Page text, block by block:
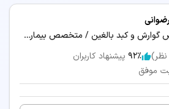
و بالغین شهرکرد
و کبد بزرگسالان و بالغین
فوق تخصص گوارش و کبد بالغین / متخصص بیماری‌های داخلی
نظر) 92٪ پیشنهاد کاربران
موفق